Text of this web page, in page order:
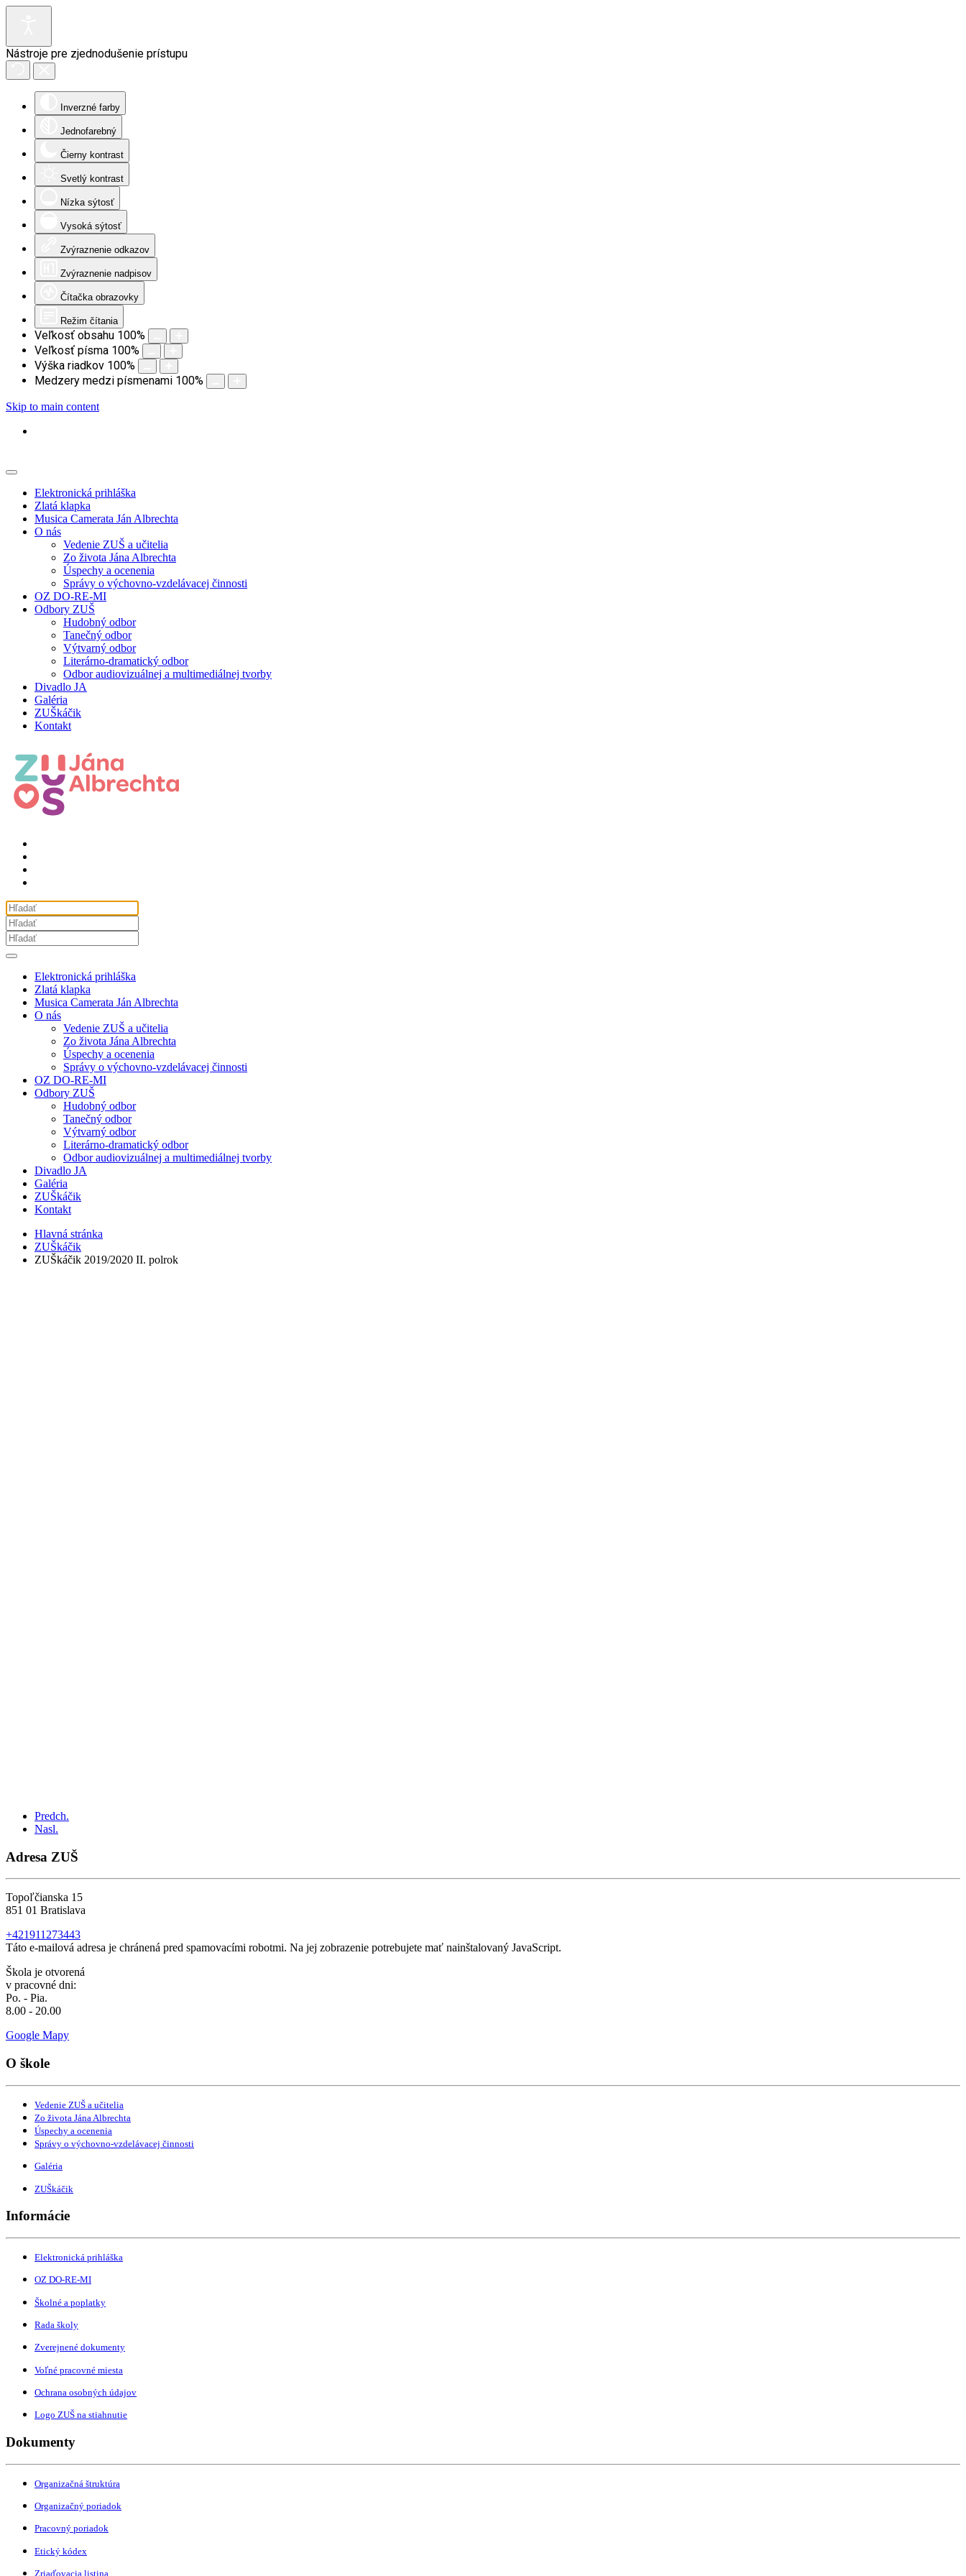
Nástroje pre zjednodušenie prístupu
Inverzné farby
Jednofarebný
Čierny kontrast
Svetlý kontrast
Nízka sýtosť
Vysoká sýtosť
Zvýraznenie odkazov
Zvýraznenie nadpisov
Čítačka obrazovky
Režim čítania
Veľkosť obsahu 100%
Veľkosť písma 100%
Výška riadkov 100%
Medzery medzi písmenami 100%
Skip to main content
Elektronická prihláška
Zlatá klapka
Musica Camerata Ján Albrechta
O nás
Vedenie ZUŠ a učitelia
Zo života Jána Albrechta
Úspechy a ocenenia
Správy o výchovno-vzdelávacej činnosti
OZ DO-RE-MI
Odbory ZUŠ
Hudobný odbor
Tanečný odbor
Výtvarný odbor
Literárno-dramatický odbor
Odbor audiovizuálnej a multimediálnej tvorby
Divadlo JA
Galéria
ZUŠkáčik
Kontakt
Elektronická prihláška
Zlatá klapka
Musica Camerata Ján Albrechta
O nás
Vedenie ZUŠ a učitelia
Zo života Jána Albrechta
Úspechy a ocenenia
Správy o výchovno-vzdelávacej činnosti
OZ DO-RE-MI
Odbory ZUŠ
Hudobný odbor
Tanečný odbor
Výtvarný odbor
Literárno-dramatický odbor
Odbor audiovizuálnej a multimediálnej tvorby
Divadlo JA
Galéria
ZUŠkáčik
Kontakt
Hlavná stránka
ZUŠkáčik
ZUŠkáčik 2019/2020 II. polrok
Predch.
Nasl.
Adresa ZUŠ
Topoľčianska 15
851 01 Bratislava
+421911273443
Táto e-mailová adresa je chránená pred spamovacími robotmi. Na jej zobrazenie potrebujete mať nainštalovaný JavaScript.
Škola je otvorená
v pracovné dni:
Po. - Pia.
8.00 - 20.00
Google Mapy
O škole
Vedenie ZUŠ a učitelia
Zo života Jána Albrechta
Úspechy a ocenenia
Správy o výchovno-vzdelávacej činnosti
Galéria
ZUŠkáčik
Informácie
Elektronická prihláška
OZ DO-RE-MI
Školné a poplatky
Rada školy
Zverejnené dokumenty
Voľné pracovné miesta
Ochrana osobných údajov
Logo ZUŠ na stiahnutie
Dokumenty
Organizačná štruktúra
Organizačný poriadok
Pracovný poriadok
Etický kódex
Zriaďovacia listina